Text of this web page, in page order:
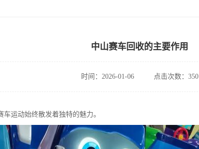
中山赛车回收的主要作用
时间：2026-01-06 点击次数：350
运动始终散发着独特的魅力。